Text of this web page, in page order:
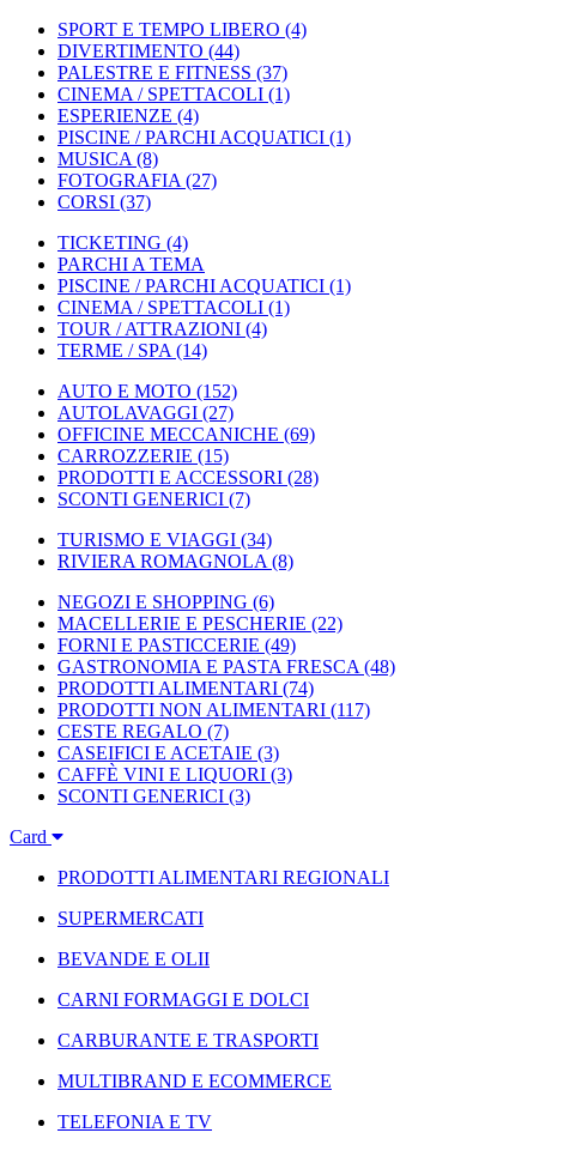
SPORT E TEMPO LIBERO (4)
DIVERTIMENTO (44)
PALESTRE E FITNESS (37)
CINEMA / SPETTACOLI (1)
ESPERIENZE (4)
PISCINE / PARCHI ACQUATICI (1)
MUSICA (8)
FOTOGRAFIA (27)
CORSI (37)
TICKETING (4)
PARCHI A TEMA
PISCINE / PARCHI ACQUATICI (1)
CINEMA / SPETTACOLI (1)
TOUR / ATTRAZIONI (4)
TERME / SPA (14)
AUTO E MOTO (152)
AUTOLAVAGGI (27)
OFFICINE MECCANICHE (69)
CARROZZERIE (15)
PRODOTTI E ACCESSORI (28)
SCONTI GENERICI (7)
TURISMO E VIAGGI (34)
RIVIERA ROMAGNOLA (8)
NEGOZI E SHOPPING (6)
MACELLERIE E PESCHERIE (22)
FORNI E PASTICCERIE (49)
GASTRONOMIA E PASTA FRESCA (48)
PRODOTTI ALIMENTARI (74)
PRODOTTI NON ALIMENTARI (117)
CESTE REGALO (7)
CASEIFICI E ACETAIE (3)
CAFFÈ VINI E LIQUORI (3)
SCONTI GENERICI (3)
Card
PRODOTTI ALIMENTARI REGIONALI
SUPERMERCATI
BEVANDE E OLII
CARNI FORMAGGI E DOLCI
CARBURANTE E TRASPORTI
MULTIBRAND E ECOMMERCE
TELEFONIA E TV